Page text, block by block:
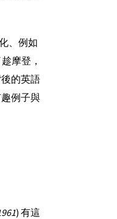
、例如
摩登，
的英語
例子與
) 有這